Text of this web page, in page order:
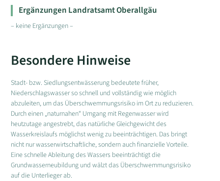
Ergänzungen Landratsamt Oberallgäu
– keine Ergänzungen –
Besondere Hinweise
Stadt- bzw. Siedlungsentwässerung bedeutete früher,
Niederschlagswasser so schnell und vollständig wie möglich
abzuleiten, um das Überschwemmungsrisiko im Ort zu reduzieren.
Durch einen „naturnahen“ Umgang mit Regenwasser wird
heutzutage angestrebt, das natürliche Gleichgewicht des
Wasserkreislaufs möglichst wenig zu beeinträchtigen. Das bringt
nicht nur wasserwirtschaftliche, sondern auch finanzielle Vorteile.
Eine schnelle Ableitung des Wassers beeinträchtigt die
Grundwasserneubildung und wälzt das Überschwemmungsrisiko
auf die Unterlieger ab.